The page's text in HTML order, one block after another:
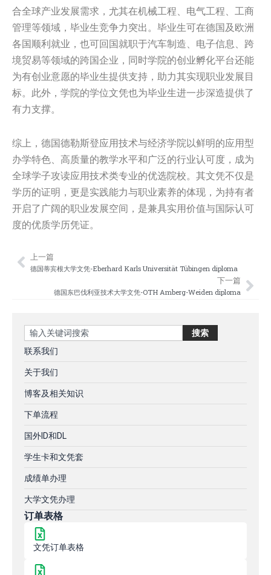
合全球产业发展需求，尤其在机械工程、电气工程、工商
管理等领域，毕业生竞争力突出。毕业生可在德国及欧洲
各国顺利就业，也可回国就职于汽车制造、电子信息、跨
境贸易等领域的跨国企业，同时学院的创业孵化平台还能
为有创业意愿的毕业生提供支持，助力其实现职业发展目
标。此外，学院的学位文凭也为毕业生进一步深造提供了
有力支撑。
综上，德国德勒斯登应用技术与经济学院以鲜明的应用型
办学特色、高质量的教学水平和广泛的行业认可度，成为
全球学子攻读应用技术类专业的优选院校。其文凭不仅是
学历的证明，更是实践能力与职业素养的体现，为持有者
开启了广阔的职业发展空间，是兼具实用价值与国际认可
度的优质学历凭证。
Prev
上一篇
德国蒂宾根大学文凭-Eberhard Karls Universität Tübingen diploma
下一篇
德国东巴伐利亚技术大学文凭-OTH Amberg-Weiden diploma
Search 搜索
联系我们
关于我们
博客及相关知识
下单流程
国外ID和DL
学生卡和文凭套
成绩单办理
大学文凭办理
订单表格
文凭订单表格